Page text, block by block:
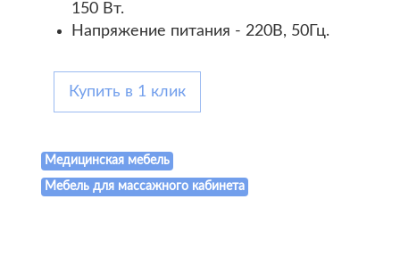
150 Вт.
Напряжение питания - 220В, 50Гц.
Купить в 1 клик
Медицинская мебель
Мебель для массажного кабинета